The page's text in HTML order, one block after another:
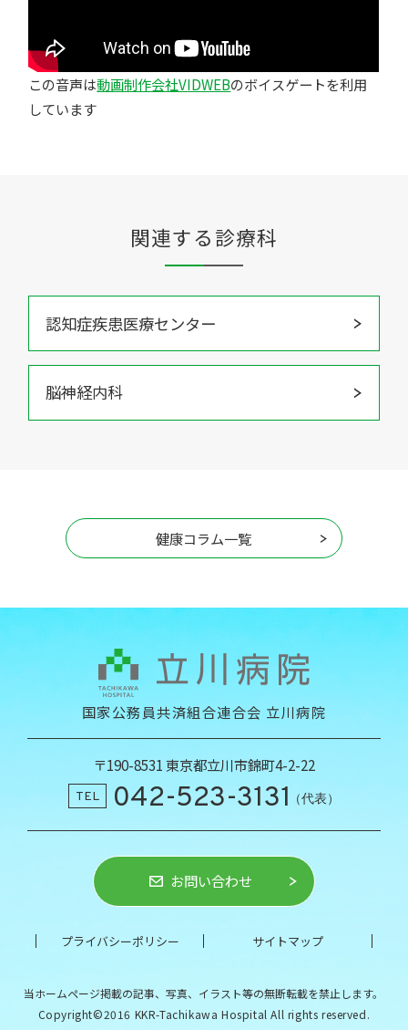
この音声は動画制作会社VIDWEBのボイスゲートを利用
しています
関連する診療科
認知症疾患医療センター
脳神経内科
健康コラム一覧
国家公務員共済組合連合会 立川病院
〒190-8531 東京都立川市錦町4-2-22
TEL 042-523-3131 （代表）
お問い合わせ
プライバシーポリシー サイトマップ
当ホームページ掲載の記事、写真、イラスト等の無断転載を禁止します。
Copyright©2016 KKR-Tachikawa Hospital All rights reserved.